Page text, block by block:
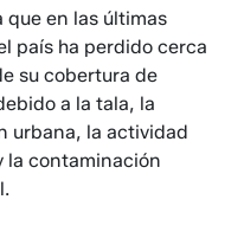
que en las últimas
país ha perdido cerca
su cobertura de
a la tala, la
urbana, la actividad
la contaminación